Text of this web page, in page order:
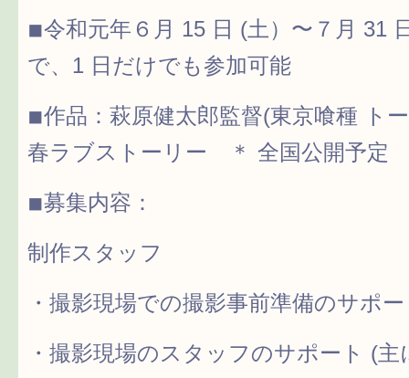
◾︎令和元年６月 15 日 (土）〜７月 31
で、1 日だけでも参加可能
◾︎作品：萩原健太郎監督(東京喰種 ト
春ラブストーリー ＊ 全国公開予定
◾︎募集内容：
制作スタッフ
・撮影現場での撮影事前準備のサポ
・撮影現場のスタッフのサポート (